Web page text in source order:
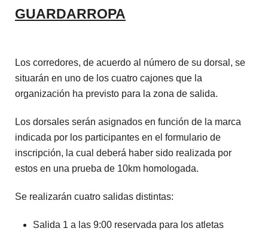
GUARDARROPA
Los corredores, de acuerdo al número de su dorsal, se
situarán en uno de los cuatro cajones que la
organización ha previsto para la zona de salida.
Los dorsales serán asignados en función de la marca
indicada por los participantes en el formulario de
inscripción, la cual deberá haber sido realizada por
estos en una prueba de 10km homologada.
Se realizarán cuatro salidas distintas:
Salida 1 a las 9:00 reservada para los atletas